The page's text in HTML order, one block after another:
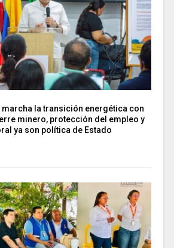
marcha la transición energética con
minero, protección del empleo y
ya son política de Estado